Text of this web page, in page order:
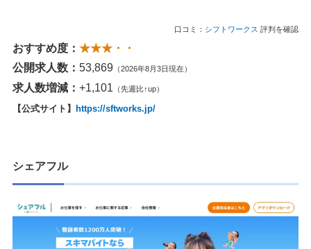
口コミ： シフトワークス 評判を確認
おすすめ度： ★★★・・
公開求人数： 53,869 （2026年8月3日現在）
求人数増減： +1,101 （先週比↑up）
【公式サイト】 https://sftworks.jp/
シェアフル